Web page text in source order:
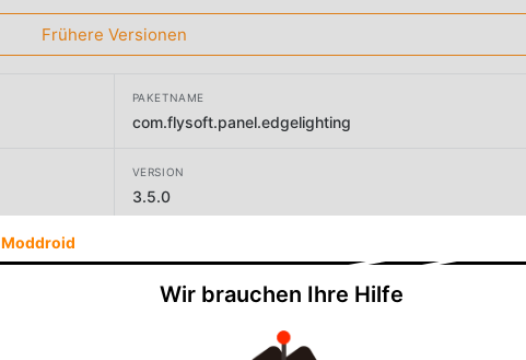
Frühere Versionen
PAKETNAME
com.flysoft.panel.edgelighting
VERSION
3.5.0
flysoftvn
Moddroid
Wir brauchen Ihre Hilfe